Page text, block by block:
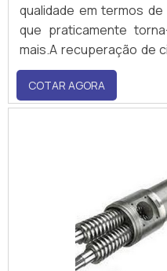
qualidade em termos
que praticamente
mais.A recuperação de
que envolve
ponta, bem como
técnico, o que
COTAR AGORA